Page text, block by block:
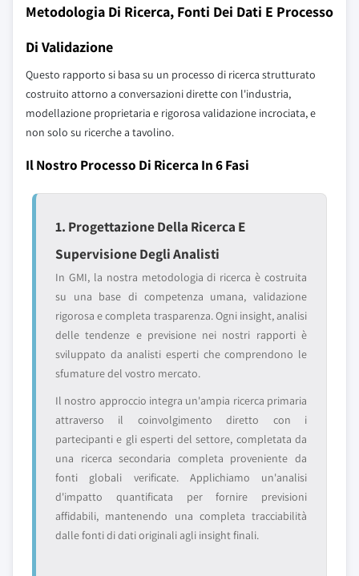
Metodologia Di Ricerca, Fonti Dei Dati E Processo
Di Validazione
Questo rapporto si basa su un processo di ricerca strutturato
costruito attorno a conversazioni dirette con l'industria,
modellazione proprietaria e rigorosa validazione incrociata, e
non solo su ricerche a tavolino.
Il Nostro Processo Di Ricerca In 6 Fasi
1. Progettazione Della Ricerca E
Supervisione Degli Analisti
In GMI, la nostra metodologia di ricerca è costruita
su una base di competenza umana, validazione
rigorosa e completa trasparenza. Ogni insight, analisi
delle tendenze e previsione nei nostri rapporti è
sviluppato da analisti esperti che comprendono le
sfumature del vostro mercato.
Il nostro approccio integra un'ampia ricerca primaria
attraverso il coinvolgimento diretto con i
partecipanti e gli esperti del settore, completata da
una ricerca secondaria completa proveniente da
fonti globali verificate. Applichiamo un'analisi
d'impatto quantificata per fornire previsioni
affidabili, mantenendo una completa tracciabilità
dalle fonti di dati originali agli insight finali.